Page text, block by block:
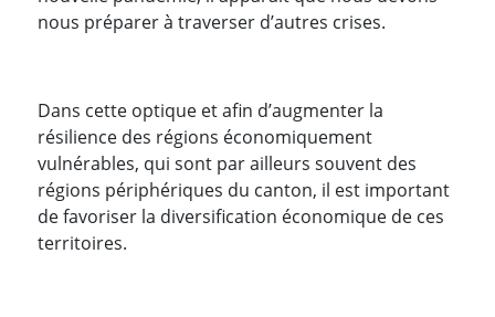
nous préparer à traverser d’autres crises.
Dans cette optique et afin d’augmenter la
résilience des régions économiquement
vulnérables, qui sont par ailleurs souvent des
régions périphériques du canton, il est important
de favoriser la diversification économique de ces
territoires.